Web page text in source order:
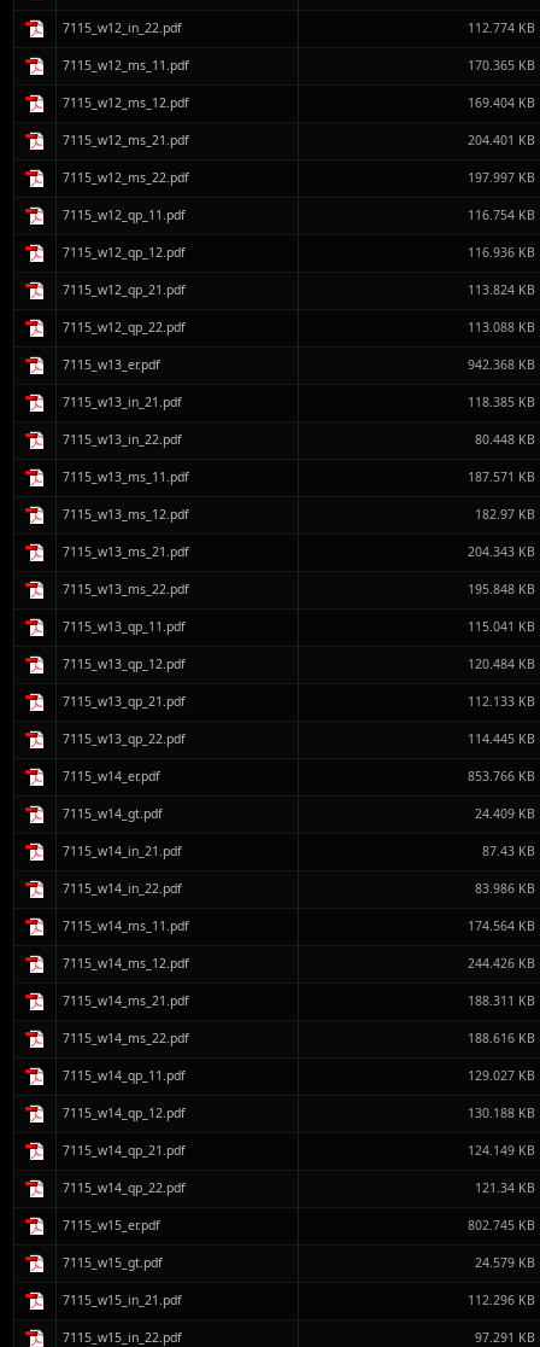
7115_w12_in_22.pdf 112.774 KB
7115_w12_ms_11.pdf 170.365 KB
7115_w12_ms_12.pdf 169.404 KB
7115_w12_ms_21.pdf 204.401 KB
7115_w12_ms_22.pdf 197.997 KB
7115_w12_qp_11.pdf 116.754 KB
7115_w12_qp_12.pdf 116.936 KB
7115_w12_qp_21.pdf 113.824 KB
7115_w12_qp_22.pdf 113.088 KB
7115_w13_er.pdf 942.368 KB
7115_w13_in_21.pdf 118.385 KB
7115_w13_in_22.pdf 80.448 KB
7115_w13_ms_11.pdf 187.571 KB
7115_w13_ms_12.pdf 182.97 KB
7115_w13_ms_21.pdf 204.343 KB
7115_w13_ms_22.pdf 195.848 KB
7115_w13_qp_11.pdf 115.041 KB
7115_w13_qp_12.pdf 120.484 KB
7115_w13_qp_21.pdf 112.133 KB
7115_w13_qp_22.pdf 114.445 KB
7115_w14_er.pdf 853.766 KB
7115_w14_gt.pdf 24.409 KB
7115_w14_in_21.pdf 87.43 KB
7115_w14_in_22.pdf 83.986 KB
7115_w14_ms_11.pdf 174.564 KB
7115_w14_ms_12.pdf 244.426 KB
7115_w14_ms_21.pdf 188.311 KB
7115_w14_ms_22.pdf 188.616 KB
7115_w14_qp_11.pdf 129.027 KB
7115_w14_qp_12.pdf 130.188 KB
7115_w14_qp_21.pdf 124.149 KB
7115_w14_qp_22.pdf 121.34 KB
7115_w15_er.pdf 802.745 KB
7115_w15_gt.pdf 24.579 KB
7115_w15_in_21.pdf 112.296 KB
7115_w15_in_22.pdf 97.291 KB